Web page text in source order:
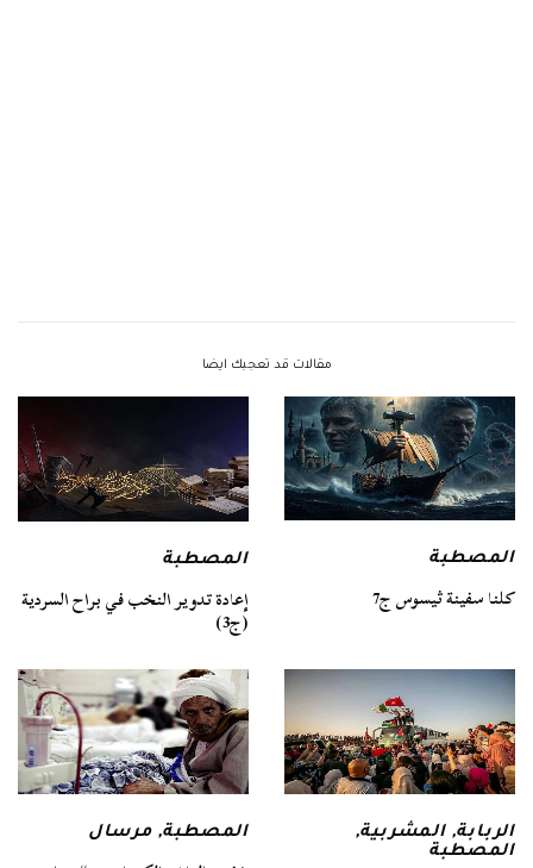
مقالات قد تعجبك ايضا
المصطبة
كلنا سفينة ثيسوس ج7
المصطبة
إعادة تدوير النخب في براح السردية
(ج3)
الربابة,المشربية,
المصطبة
المصطبة,مرسال